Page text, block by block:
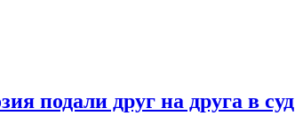
подали друг на друга в суд